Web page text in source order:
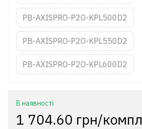
PB-AXISPRO-P2O-KPL500D2
PB-AXISPRO-P2O-KPL550D2
PB-AXISPRO-P2O-KPL600D2
В наявності
1 704.60 грн/компл